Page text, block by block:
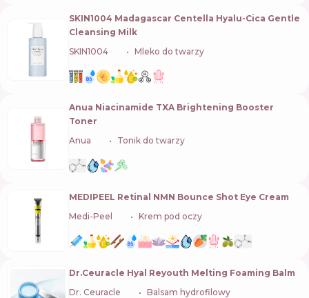
SKIN1004 Madagascar Centella Hyalu-Cica Gentle
Cleansing Milk
SKIN1004
Mleko do twarzy
Anua Niacinamide TXA Brightening Booster
Toner
Anua
Tonik do twarzy
MEDIPEEL Retinal NMN Bounce Shot Eye Cream
Medi-Peel
Krem pod oczy
Dr.Ceuracle Hyal Reyouth Melting Foaming Balm
Dr. Ceuracle
Balsam hydrofilowy